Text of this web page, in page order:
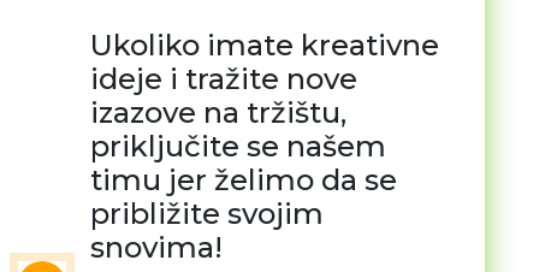
Ukoliko imate kreativne
ideje i tražite nove
izazove na tržištu,
priključite se našem
timu jer želimo da se
približite svojim
snovima!